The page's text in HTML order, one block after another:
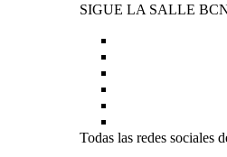
SIGUE LA SALLE
Todas las redes sociales